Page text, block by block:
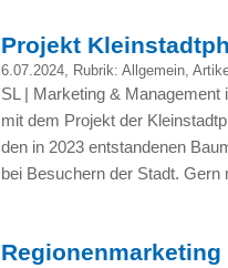
Projekt
6.07.2024, Rubrik: Allgemein,
SL | Marketing &
mit dem Projekt der
den in 2023 entstandenen
bei Besuchern der Stadt. Gern